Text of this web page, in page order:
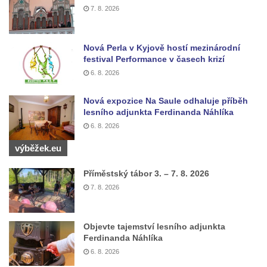
Kříž u Borských u domu čp. 859 v
Mikulášovicích
Mikulášovicích
Kříž u Mikulášovického potoka poblíž
Lissnerův kříž u domu čp. 39 v
Mikulášovicích
Hampelův kříž u bývalých kasáren v
Mikulášovicích
Marchnerův (Zelený) kříž naproti domu čp.
35 v Mikulášovicích
Schneiderův kříž před domem čp. 55 v
Mikulášovicích
Kříž na Kostelní stezce v Mikulášovicích
Maazův kříž na Kostelní stezce v
7. 8. 2026
Nová Perla v Kyjově hostí mezinárodní
festival Performance v časech krizí
6. 8. 2026
Nová expozice Na Saule odhaluje příběh
lesního adjunkta Ferdinanda Náhlíka
6. 8. 2026
výběžek.eu
Příměstský tábor 3. – 7. 8. 2026
7. 8. 2026
Objevte tajemství lesního adjunkta
Ferdinanda Náhlíka
6. 8. 2026